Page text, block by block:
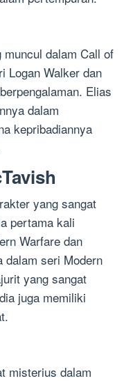
dalam Call of
Logan Walker dan
Elias
dalam
kepribadiannya
yang sangat
pertama kali
Warfare dan
dalam seri Modern
yang sangat
juga memiliki
misterius dalam